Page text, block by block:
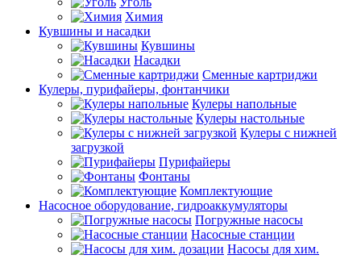
Химия
Кувшины и насадки
Кувшины
Насадки
Сменные картриджи
Кулеры, пурифайеры, фонтанчики
Кулеры напольные
Кулеры настольные
Кулеры с нижней
загрузкой
Пурифайеры
Фонтаны
Комплектующие
Насосное оборудование, гидроаккумуляторы
Погружные насосы
Насосные станции
Насосы для хим.